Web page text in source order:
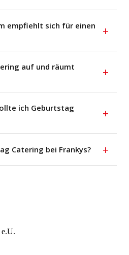
empfiehlt sich für einen
+
auf und räumt
+
ich Geburtstag
+
Catering bei Frankys? +